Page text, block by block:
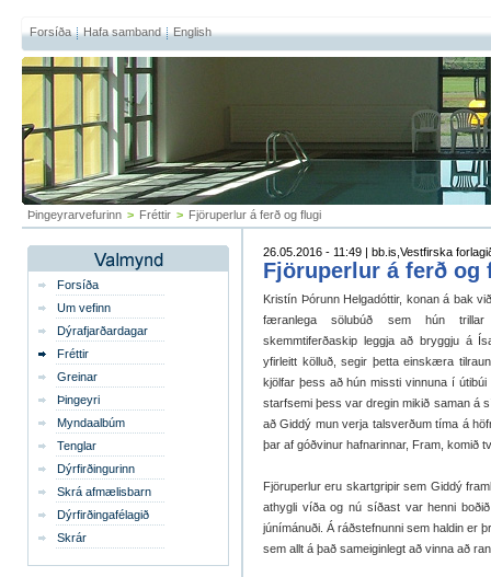
Forsíða Hafa samband English
Þingeyrarvefurinn > Fréttir > Fjöruperlur á ferð og flugi
Forsíða
Um vefinn
Dýrafjarðardagar
Fréttir
Greinar
Þingeyri
Myndaalbúm
Tenglar
Dýrfirðingurinn
Skrá afmælisbarn
Dýrfirðingafélagið
Skrár
26.05.2016 - 11:49 | bb.is,Vestfirska
Fjöruperlur á ferð og
Kristín Þórunn Helgadóttir, konan á bak
færanlega sölubúð sem hún
skemmtiferðaskip leggja að bryggju á
yfirleitt kölluð, segir þetta einskæra
kjölfar þess að hún missti vinnuna í
starfsemi þess var dregin mikið saman á
að Giddý mun verja talsverðum tíma á
þar af góðvinur hafnarinnar, Fram, komið
Fjöruperlur eru skartgripir sem Giddý
athygli víða og nú síðast var henni
júnímánuði. Á ráðstefnunni sem haldin er
sem allt á það sameiginlegt að vinna að